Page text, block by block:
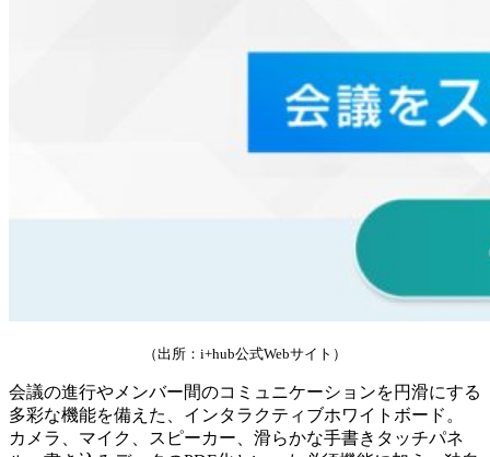
（出所：i+hub公式Webサイト）
会議の進行やメンバー間のコミュニケーションを円滑にする
多彩な機能を備えた、インタラクティブホワイトボード。
カメラ、マイク、スピーカー、滑らかな手書きタッチパネ